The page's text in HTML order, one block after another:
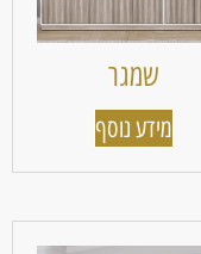
שמגר
מידע נוסף